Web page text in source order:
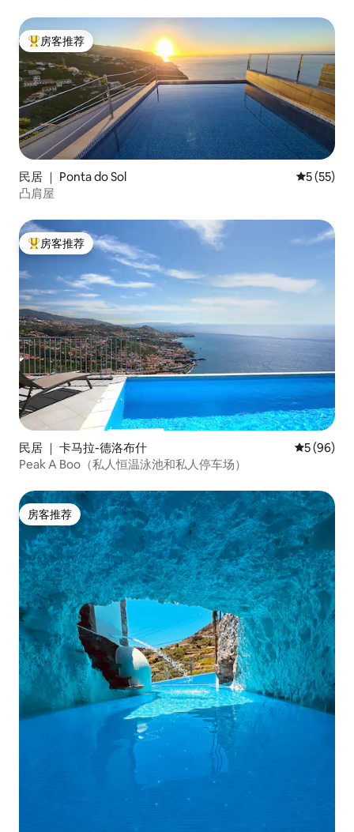
热门「房客推荐」
房客推荐
民居 ｜ Ponta do Sol 平均评分
5 (55)
凸肩屋
热门「房客推荐」
房客推荐
民居 ｜ 卡马拉-德洛布什 平均评分
5 (96)
Peak A Boo（私人恒温泳池和私人停车场）
房客推荐
房客推荐